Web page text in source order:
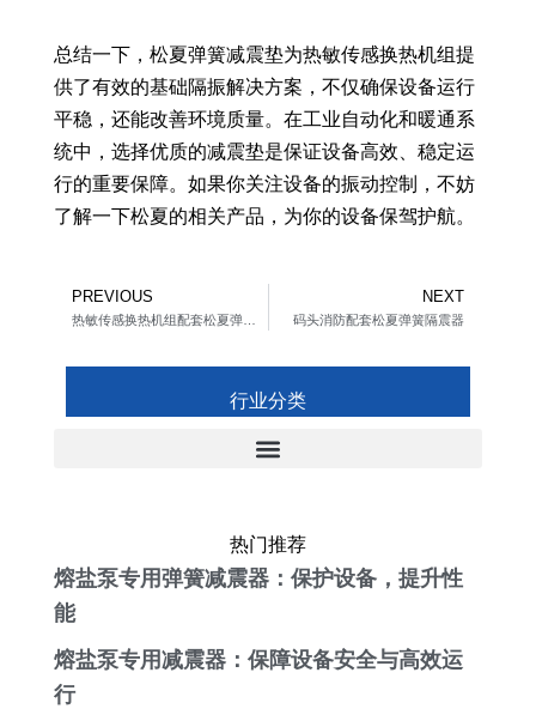
总结一下，松夏弹簧减震垫为热敏传感换热机组提
供了有效的基础隔振解决方案，不仅确保设备运行
平稳，还能改善环境质量。在工业自动化和暖通系
统中，选择优质的减震垫是保证设备高效、稳定运
行的重要保障。如果你关注设备的振动控制，不妨
了解一下松夏的相关产品，为你的设备保驾护航。
Prev
PREVIOUS NEXT
码头消防配套松夏弹簧隔震器
行业分类
热门推荐
熔盐泵专用弹簧减震器：保护设备，提升性
能
熔盐泵专用减震器：保障设备安全与高效运
行